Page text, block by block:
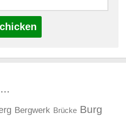
…
Bergwerk Brücke Burg